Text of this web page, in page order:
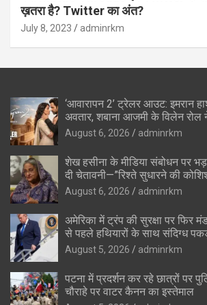
ख़तरा है? Twitter का अंत?
July 8, 2023 adminrkm
‘आवारापन 2’ ट्रेलर आउट: इमरान
अवतार, शबाना आजमी के विलेन रोल
August 6, 2026 adminrkm
शेख हसीना के मीडिया संबोधन पर
दी चेतावनी—”रिश्ते सुधारने की
August 6, 2026 adminrkm
अमेरिका में ट्रंप की सुरक्षा पर फिर
से पहले हथियारों के साथ संदिग्ध
August 5, 2026 adminrkm
पटना में प्रदर्शन कर रहे छात्रों पर
चौराहे पर वाटर कैनन का इस्तेमाल